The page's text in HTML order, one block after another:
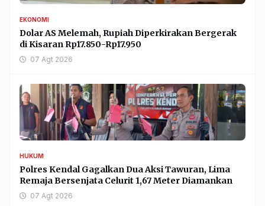
EKONOMI
Dolar AS Melemah, Rupiah Diperkirakan Bergerak
di Kisaran Rp17.850-Rp17.950
07 Agt 2026
HUKUM
Polres Kendal Gagalkan Dua Aksi Tawuran, Lima
Remaja Bersenjata Celurit 1,67 Meter Diamankan
07 Agt 2026